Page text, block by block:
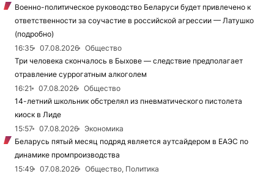
Военно-политическое руководство Беларуси будет привлечено к
ответственности за соучастие в российской агрессии — Латушко
(подробно)
16:35
07.08.2026
Общество
Три человека скончалось в Быхове — следствие предполагает
отравление суррогатным алкоголем
16:21
07.08.2026
Общество
14-летний школьник обстрелял из пневматического пистолета
киоск в Лиде
15:57
07.08.2026
Экономика
Беларусь пятый месяц подряд является аутсайдером в ЕАЭС по
динамике промпроизводства
15:49
07.08.2026
Общество, Политика